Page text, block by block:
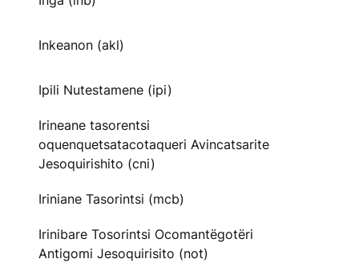
Inkeanon (akl)
Ipili Nutestamene (ipi)
Irineane tasorentsi
oquenquetsatacotaqueri Avincatsarite
Jesoquirishito (cni)
Iriniane Tasorintsi (mcb)
Irinibare Tosorintsi Ocomantëgotëri
Antigomi Jesoquirisito (not)